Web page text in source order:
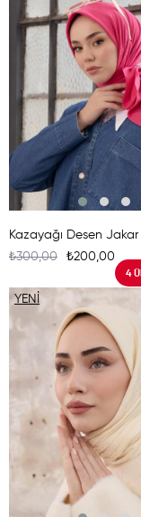
₺200,00
₺300,00
4
ÜRÜN
YENI